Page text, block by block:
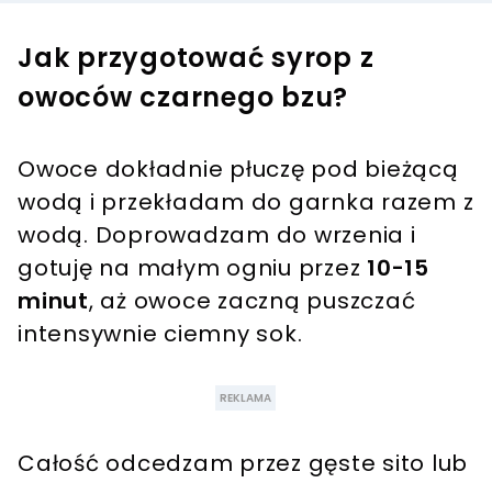
Jak przygotować syrop z
owoców czarnego bzu?
Owoce dokładnie płuczę pod bieżącą
wodą i przekładam do garnka razem z
wodą. Doprowadzam do wrzenia i
gotuję na małym ogniu przez 10-15
minut, aż owoce zaczną puszczać
intensywnie ciemny sok.
Całość odcedzam przez gęste sito lub